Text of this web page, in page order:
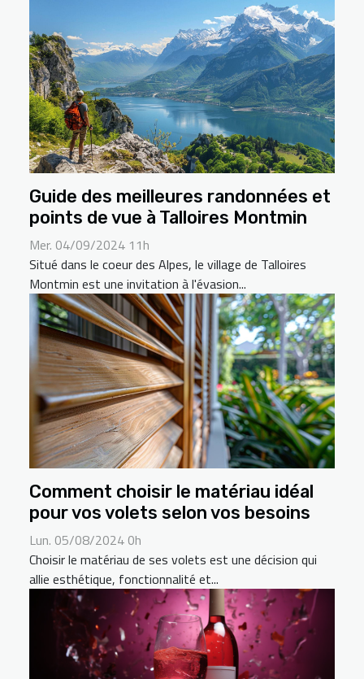
Guide des meilleures randonnées et
points de vue à Talloires Montmin
Mer. 04/09/2024 11h
Situé dans le coeur des Alpes, le village de Talloires
Montmin est une invitation à l'évasion...
Comment choisir le matériau idéal
pour vos volets selon vos besoins
Lun. 05/08/2024 0h
Choisir le matériau de ses volets est une décision qui
allie esthétique, fonctionnalité et...